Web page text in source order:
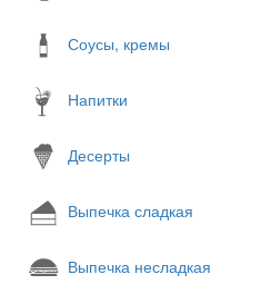
Соусы, кремы
Напитки
Десерты
Выпечка сладкая
Выпечка несладкая